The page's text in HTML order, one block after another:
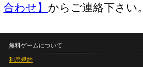
合わせ】 からご連絡下さい。
無料ゲームについて
利用規約